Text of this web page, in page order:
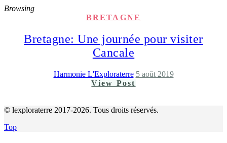
Browsing
BRETAGNE
Bretagne: Une journée pour visiter
Cancale
Harmonie L'Exploraterre 5 août 2019
View Post
© lexploraterre 2017-2026. Tous droits réservés.
Top